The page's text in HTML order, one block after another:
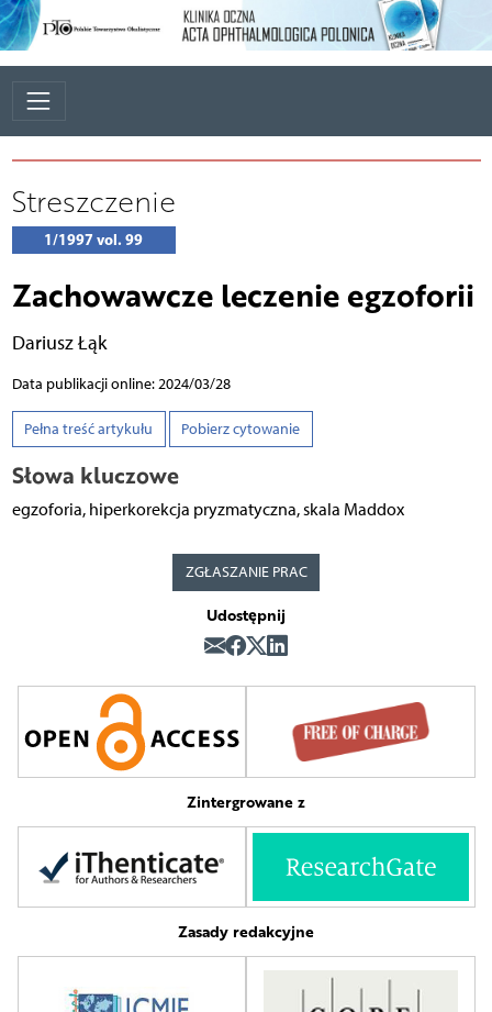
Streszczenie
1/1997 vol. 99
Zachowawcze leczenie egzoforii
Dariusz Łąk
Data publikacji online: 2024/03/28
Pełna treść artykułu Pobierz cytowanie
Słowa kluczowe
egzoforia, hiperkorekcja pryzmatyczna, skala Maddox
ZGŁASZANIE PRAC
Udostępnij
Zintergrowane z
Zasady redakcyjne